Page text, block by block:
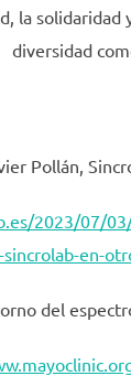
la solidaridad
diversidad
Pollán,
2023/07/
sincrolab-en-
del